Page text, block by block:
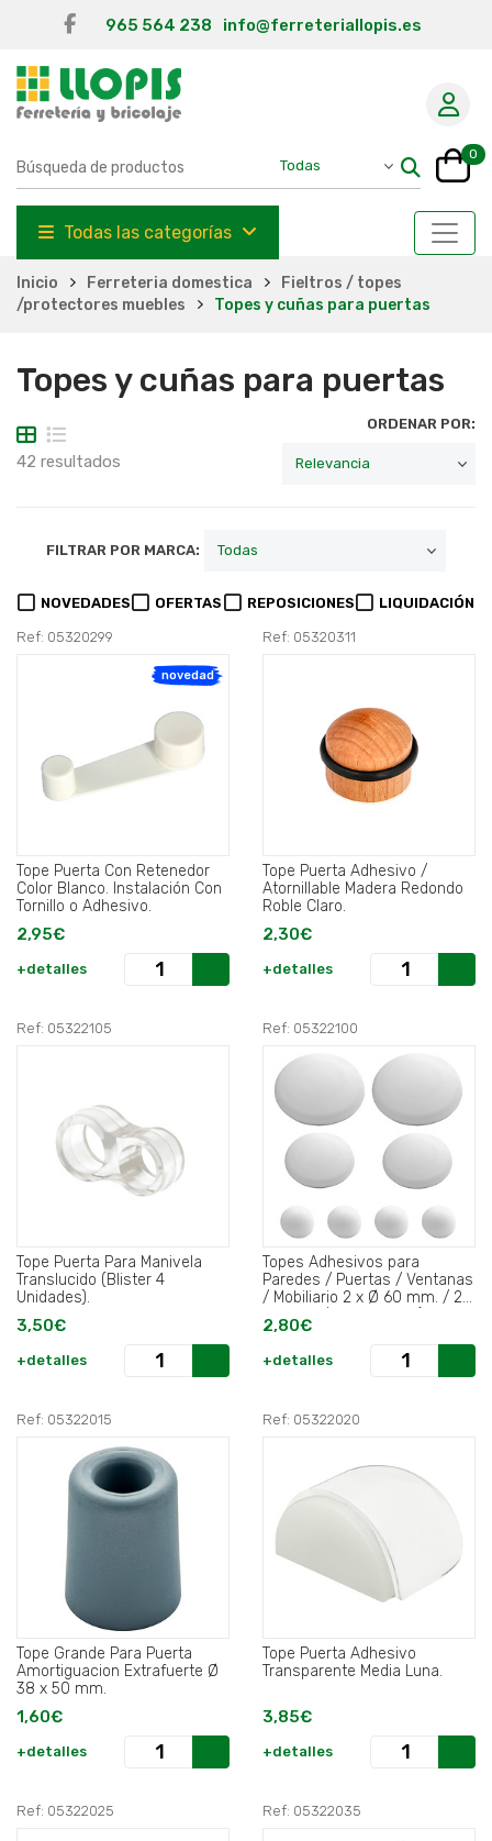
965 564 238 info@ferreteriallopis.es
0
Todas las categorías
Inicio Ferreteria domestica
Fieltros / topes
/protectores muebles
Topes y cuñas para puertas
Topes y cuñas para puertas
42 resultados
ORDENAR POR:
FILTRAR POR MARCA:
NOVEDADES OFERTAS REPOSICIONES LIQUIDACIÓN
Ref: 05320299
novedad
Tope Puerta Con Retenedor
Color Blanco. Instalación Con
Tornillo o Adhesivo.
2,95€
+detalles
Ref: 05320311
Tope Puerta Adhesivo /
Atornillable Madera Redondo
Roble Claro.
2,30€
+detalles
Ref: 05322105
Tope Puerta Para Manivela
Translucido (Blister 4
Unidades).
3,50€
+detalles
Ref: 05322100
Topes Adhesivos para
Paredes / Puertas / Ventanas
/ Mobiliario 2 x Ø 60 mm. / 2 x
40 mm. / 4 x 22 mm. (Blister
8 piezas) .
2,80€
+detalles
Ref: 05322015
Tope Grande Para Puerta
Amortiguacion Extrafuerte Ø
38 x 50 mm.
1,60€
+detalles
Ref: 05322020
Tope Puerta Adhesivo
Transparente Media Luna.
3,85€
+detalles
Ref: 05322025 Ref: 05322035